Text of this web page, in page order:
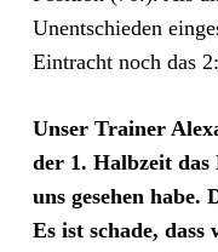
Unentschieden
Eintracht noch das
Unser Trainer
der 1. Halbzeit das
uns gesehen habe.
Es ist schade,